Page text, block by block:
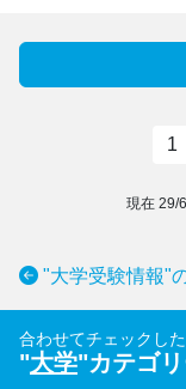
1
現在 29/
"大学受験情報"
合わせてチェックし
"大学"カテゴ